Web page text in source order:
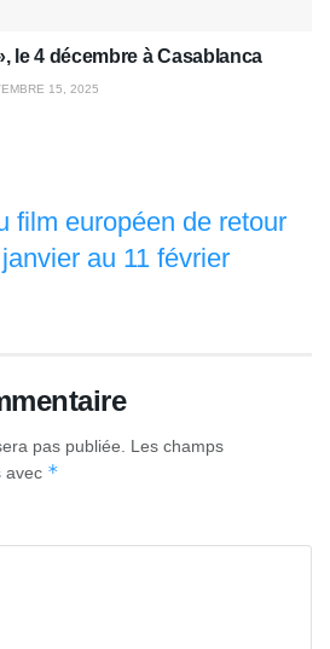
le 4 décembre à Casablanca
15, 2025
film européen de retour
au 11 février
pas publiée. Les champs
avec *